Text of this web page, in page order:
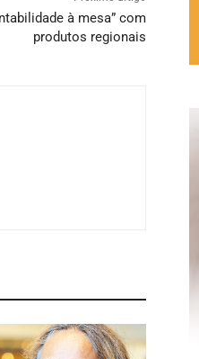
à mesa” com
produtos regionais